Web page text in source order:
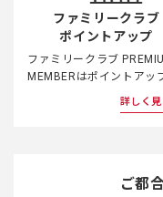
ファミリークラブ
ポイントアップ
ファミリークラブ
MEMBERはポイントアッ
詳しく見
ご都